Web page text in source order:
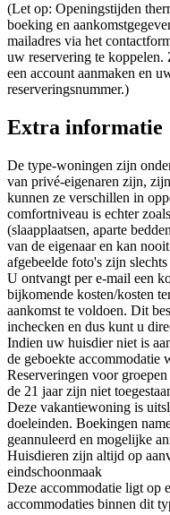
(Let op: Openingstijden
boeking en
mailadres via het
uw reservering te
een account aanmaken en
reserveringsnummer.)
Extra informatie
De type-woningen zijn
van privé-eigenaren zijn,
kunnen ze verschillen in
comfortniveau is echter
(slaapplaatsen, aparte
van de eigenaar en kan
afgebeelde foto's zijn
U ontvangt per e-mail een
bijkomende kosten/kosten
aankomst te voldoen. Dit
inchecken en dus kunt u
Indien uw huisdier niet is
de geboekte accommodatie
Reserveringen voor
de 21 jaar zijn niet
Deze vakantiewoning is
doeleinden. Boekingen
geannuleerd en mogelijke
Huisdieren zijn altijd op
eindschoonmaak
Deze accommodatie ligt op
accommodaties binnen dit